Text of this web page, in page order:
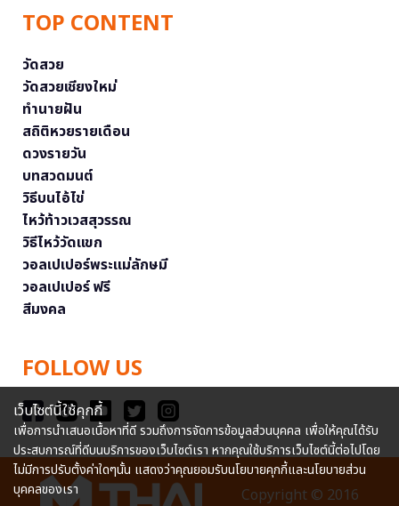
TOP CONTENT
วัดสวย
วัดสวยเชียงใหม่
ทำนายฝัน
สถิติหวยรายเดือน
ดวงรายวัน
บทสวดมนต์
วิธีบนไอ้ไข่
ไหว้ท้าวเวสสุวรรณ
วิธีไหว้วัดแขก
วอลเปเปอร์พระแม่ลักษมี
วอลเปเปอร์ ฟรี
สีมงคล
FOLLOW US
Copyright © 2016
เว็บไซต์นี้ใช้คุกกี้
เพื่อการนำเสนอเนื้อหาที่ดี รวมถึงการจัดการข้อมูลส่วนบุคคล เพื่อให้คุณได้รับ
ประสบการณ์ที่ดีบนบริการของเว็บไซต์เรา หากคุณใช้บริการเว็บไซต์นี้ต่อไปโดย
ไม่มีการปรับตั้งค่าใดๆนั้น แสดงว่าคุณยอมรับนโยบายคุกกี้และนโยบายส่วน
บุคคลของเรา